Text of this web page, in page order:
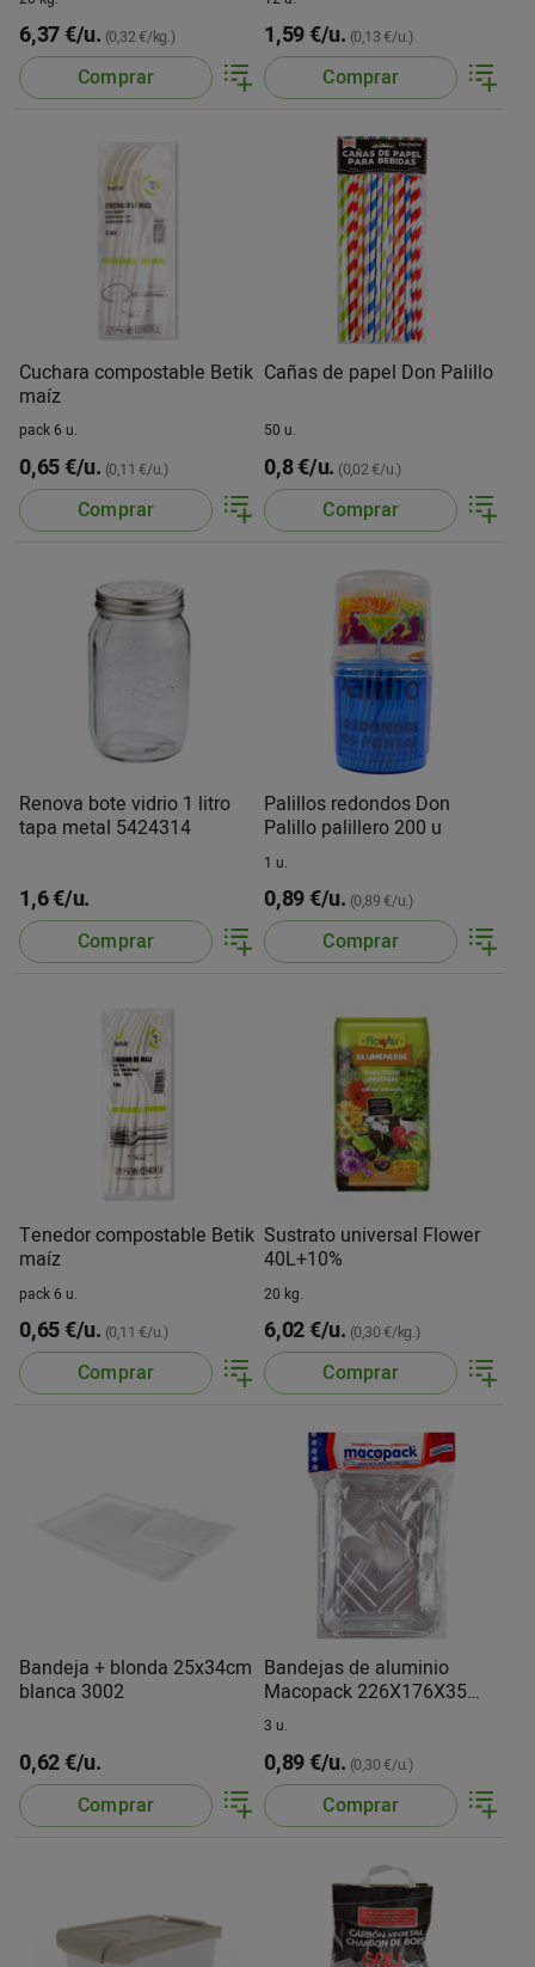
6,37 €/u. (0,32 €/kg.)
Comprar
1,59 €/u. (0,13 €/u.)
Comprar
Cuchara compostable Betik
maíz
pack 6 u.
0,65 €/u. (0,11 €/u.)
Comprar
Cañas de papel Don Palillo
50 u.
0,8 €/u. (0,02 €/u.)
Comprar
Renova bote vidrio 1 litro
tapa metal 5424314
1,6 €/u.
Comprar
Palillos redondos Don
Palillo palillero 200 u
1 u.
0,89 €/u. (0,89 €/u.)
Comprar
Tenedor compostable Betik
maíz
pack 6 u.
0,65 €/u. (0,11 €/u.)
Comprar
Sustrato universal Flower
40L+10%
20 kg.
6,02 €/u. (0,30 €/kg.)
Comprar
Bandeja + blonda 25x34cm
blanca 3002
0,62 €/u.
Comprar
Bandejas de aluminio
Macopack 226X176X35
mm
3 u.
0,89 €/u. (0,30 €/u.)
Comprar